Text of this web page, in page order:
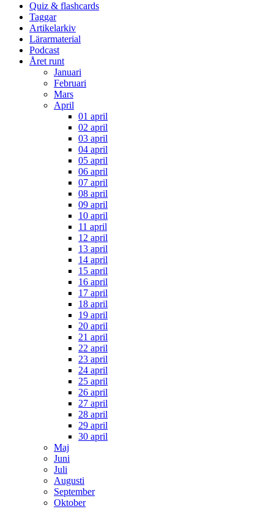
Quiz & flashcards
Taggar
Artikelarkiv
Lärarmaterial
Podcast
Året runt
Januari
Februari
Mars
April
01 april
02 april
03 april
04 april
05 april
06 april
07 april
08 april
09 april
10 april
11 april
12 april
13 april
14 april
15 april
16 april
17 april
18 april
19 april
20 april
21 april
22 april
23 april
24 april
25 april
26 april
27 april
28 april
29 april
30 april
Maj
Juni
Juli
Augusti
September
Oktober